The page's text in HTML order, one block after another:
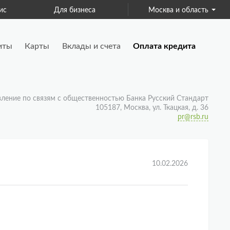
Для бизнеса Страхование
Москва и область
Карты Вклады и счета Оплата кредита
по связям с общественностью Банка Русский Стандарт
105187, Москва, ул. Ткацкая, д. 36
pr@rsb.ru
10.02.2026